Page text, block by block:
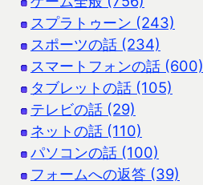
スプラトゥーン (243)
スポーツの話 (234)
スマートフォンの話 (600)
タブレットの話 (105)
テレビの話 (29)
ネットの話 (110)
パソコンの話 (100)
フォームへの返答 (39)